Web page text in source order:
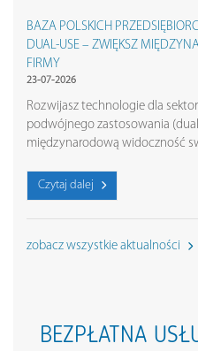
BAZA POLSKICH
DUAL-USE – ZWIĘKSZ
FIRMY
23-07-2026
Rozwijasz technologie dla
podwójnego zastosowania
międzynarodową widoczność
Czytaj dalej
zobacz wszystkie aktualności
BEZPŁATNA